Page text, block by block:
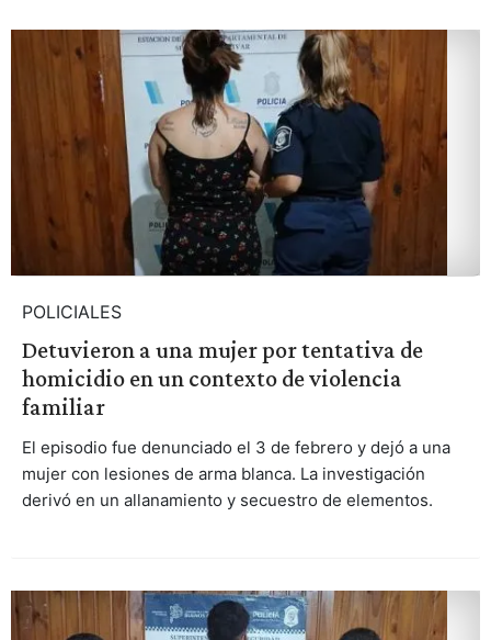
POLICIALES
Detuvieron a una mujer por tentativa de
homicidio en un contexto de violencia
familiar
El episodio fue denunciado el 3 de febrero y dejó a una
mujer con lesiones de arma blanca. La investigación
derivó en un allanamiento y secuestro de elementos.